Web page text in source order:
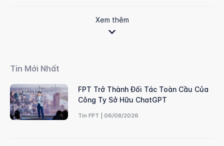
Xem thêm
Tin Mới Nhất
FPT Trở Thành Đối Tác Toàn Cầu Của
Công Ty Sở Hữu ChatGPT
Tin FPT | 06/08/2026